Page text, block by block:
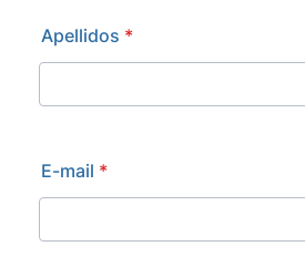
Apellidos *
E-mail *